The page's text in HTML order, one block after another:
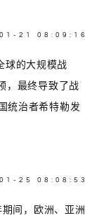
21 08:09:16
球的大规模战
，最终导致了战
统治者希特勒发
25 08:08:53
间，欧洲、亚洲